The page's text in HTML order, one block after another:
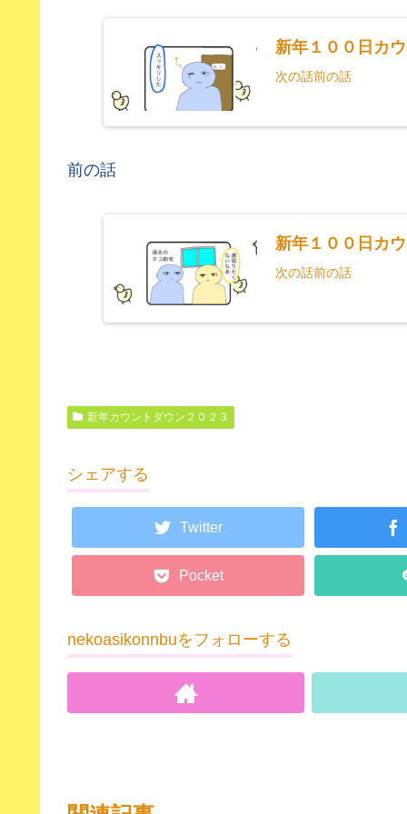
新年１００日カ
次の話前の話
前の話
新年１００日カ
次の話前の話
新年カウントダウン２０２３
シェアする
Twitter
Pocket
nekoasikonnbuをフォローする